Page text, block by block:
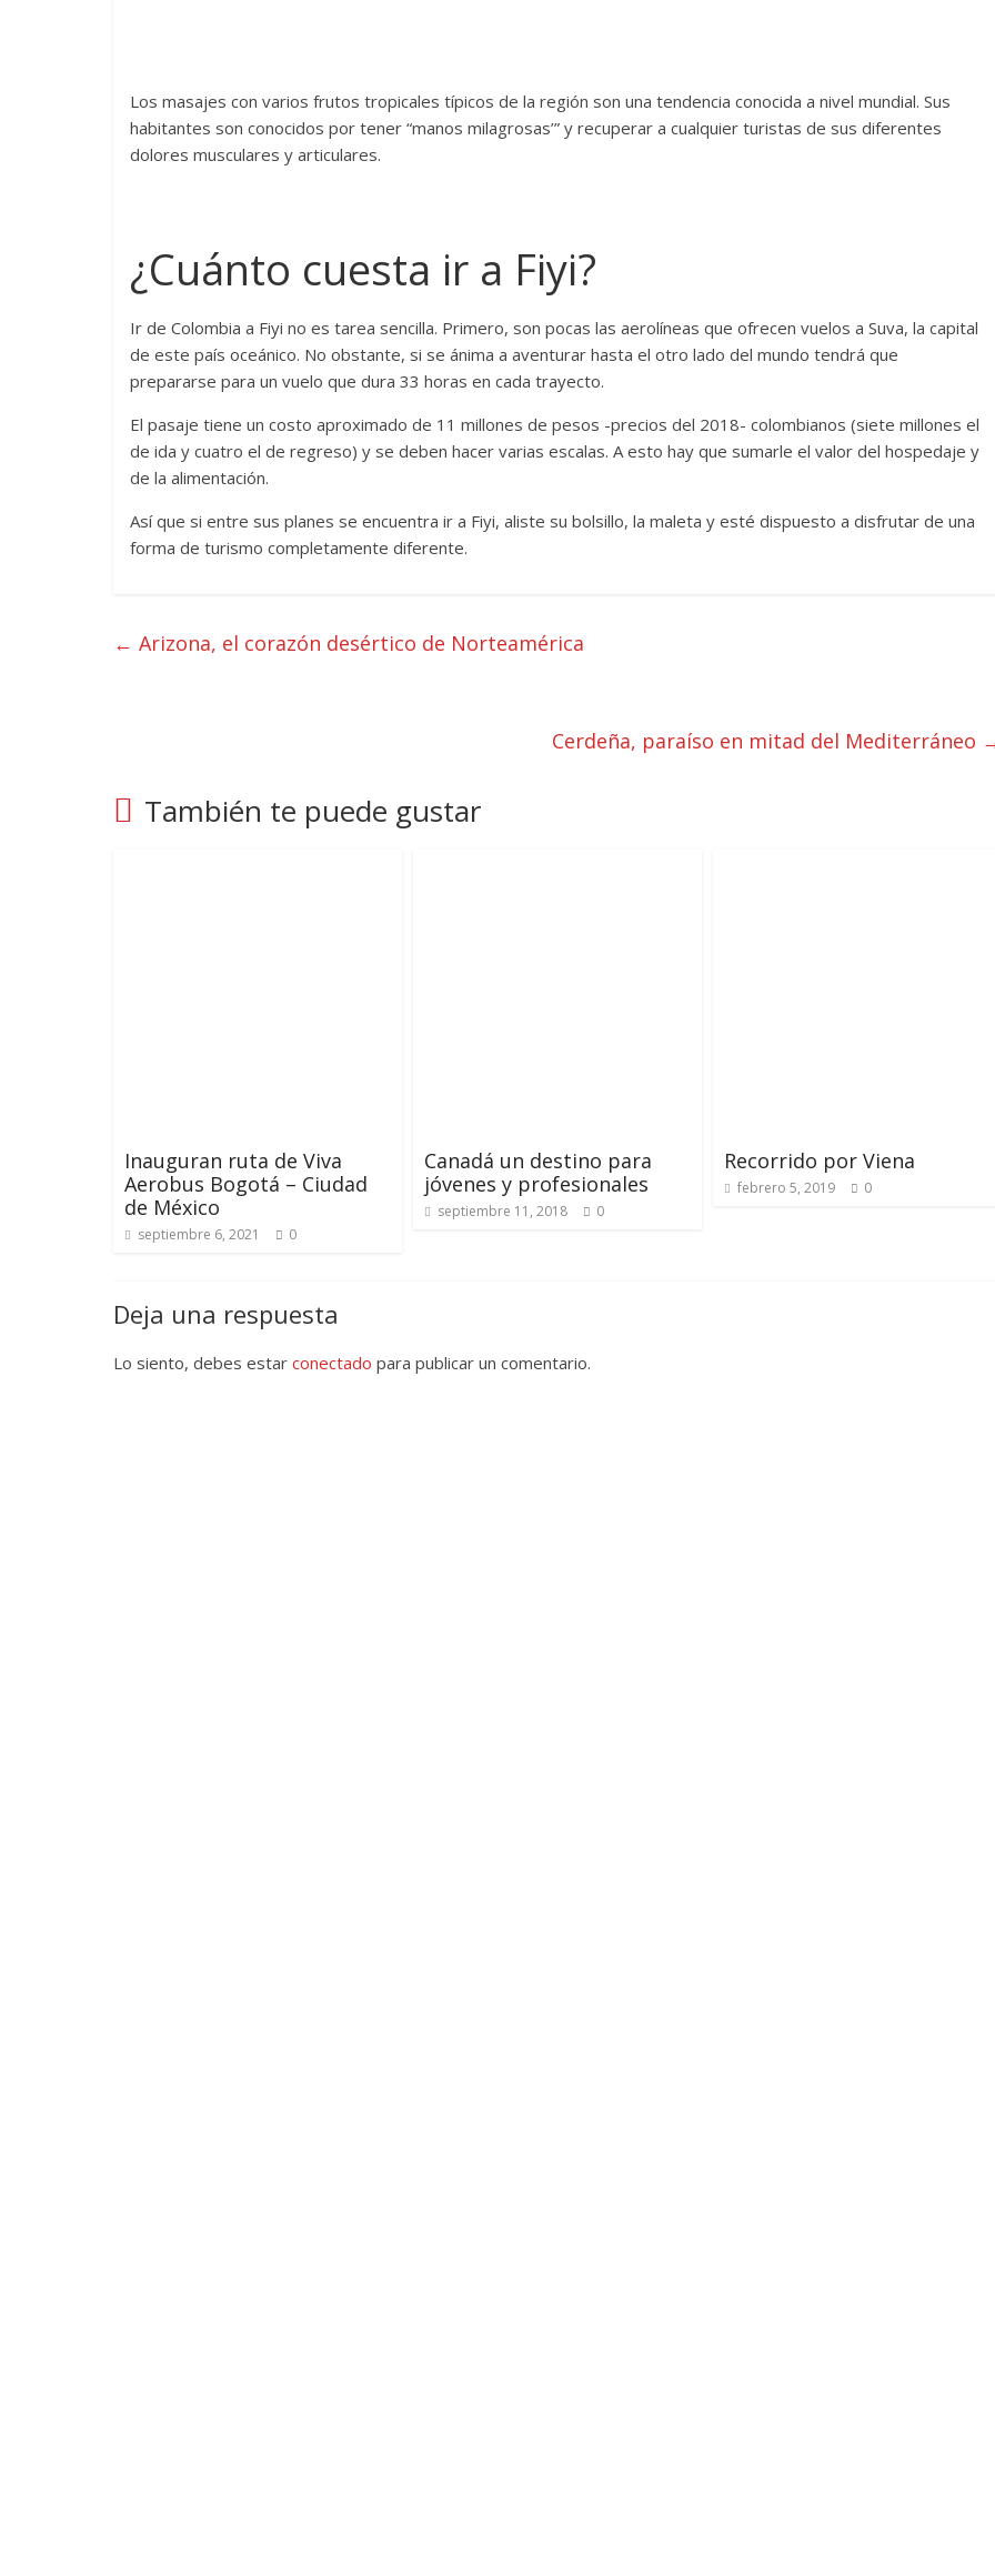
Los masajes con varios frutos tropicales típicos de la región son una tendencia conocida a nivel mundial. Sus
habitantes son conocidos por tener “manos milagrosas’” y recuperar a cualquier turistas de sus diferentes
dolores musculares y articulares.
¿Cuánto cuesta ir a Fiyi?
Ir de Colombia a Fiyi no es tarea sencilla. Primero, son pocas las aerolíneas que ofrecen vuelos a Suva, la capital
de este país oceánico. No obstante, si se ánima a aventurar hasta el otro lado del mundo tendrá que
prepararse para un vuelo que dura 33 horas en cada trayecto.
El pasaje tiene un costo aproximado de 11 millones de pesos -precios del 2018- colombianos (siete millones el
de ida y cuatro el de regreso) y se deben hacer varias escalas. A esto hay que sumarle el valor del hospedaje y
de la alimentación.
Así que si entre sus planes se encuentra ir a Fiyi, aliste su bolsillo, la maleta y esté dispuesto a disfrutar de una
forma de turismo completamente diferente.
← Arizona, el corazón desértico de Norteamérica
Cerdeña, paraíso en mitad del Mediterráneo
También te puede gustar
Inauguran ruta de Viva
Aerobus Bogotá – Ciudad
de México
septiembre 6, 2021 0
Canadá un destino para
jóvenes y profesionales
septiembre 11, 2018 0
Recorrido por Viena
febrero 5, 2019 0
Deja una respuesta
Lo siento, debes estar conectado para publicar un comentario.